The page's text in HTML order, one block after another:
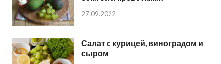
27.09.2022
Салат с курицей, виноградом и
сыром